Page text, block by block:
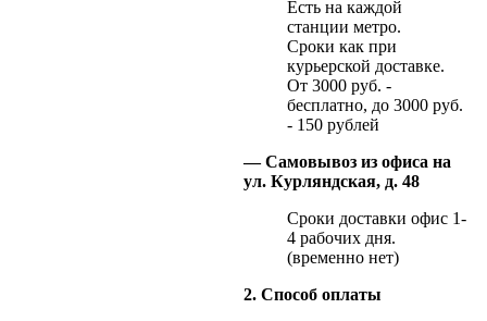
Есть на каждой
станции метро.
Сроки как при
курьерской доставке.
От 3000 руб. -
бесплатно, до 3000 руб.
- 150 рублей
— Самовывоз из офиса на
ул. Курляндская, д. 48
Сроки доставки офис 1-
4 рабочих дня.
(временно нет)
2. Способ оплаты